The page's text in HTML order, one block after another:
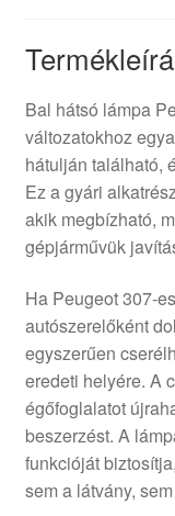
Bal hátsó lámpa
változatokhoz
hátulján található,
Ez a gyári
akik megbízható,
gépjárművük
Ha Peugeot 307-
autószerelőként
egyszerűen
eredeti helyére. A
égőfoglalatot
beszerzést. A
funkcióját
sem a látvány,